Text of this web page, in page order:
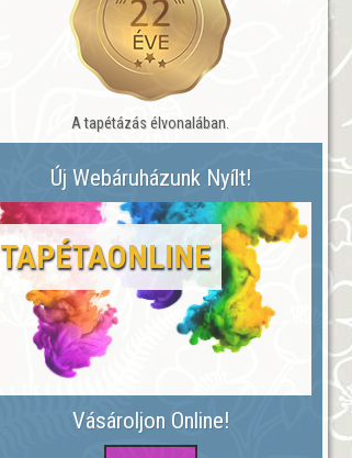
A tapétázás élvonalában.
Új Webáruházunk Nyílt!
TAPÉTAONLINE
Vásároljon Online!